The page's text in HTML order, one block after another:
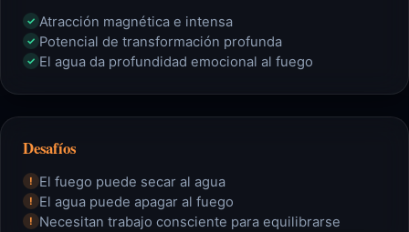
✓ Atracción magnética e intensa
✓ Potencial de transformación profunda
✓ El agua da profundidad emocional al fuego
Desafíos
! El fuego puede secar al agua
! El agua puede apagar al fuego
! Necesitan trabajo consciente para equilibrarse